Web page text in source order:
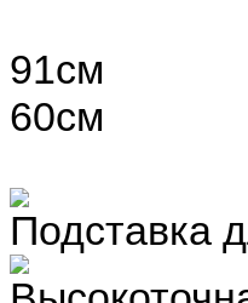
91см
60см
Подставка